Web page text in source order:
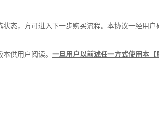
态，方可进入下一步购买流程。本协议一经用户
供用户阅读。 一旦用户以前述任一方式使用本【